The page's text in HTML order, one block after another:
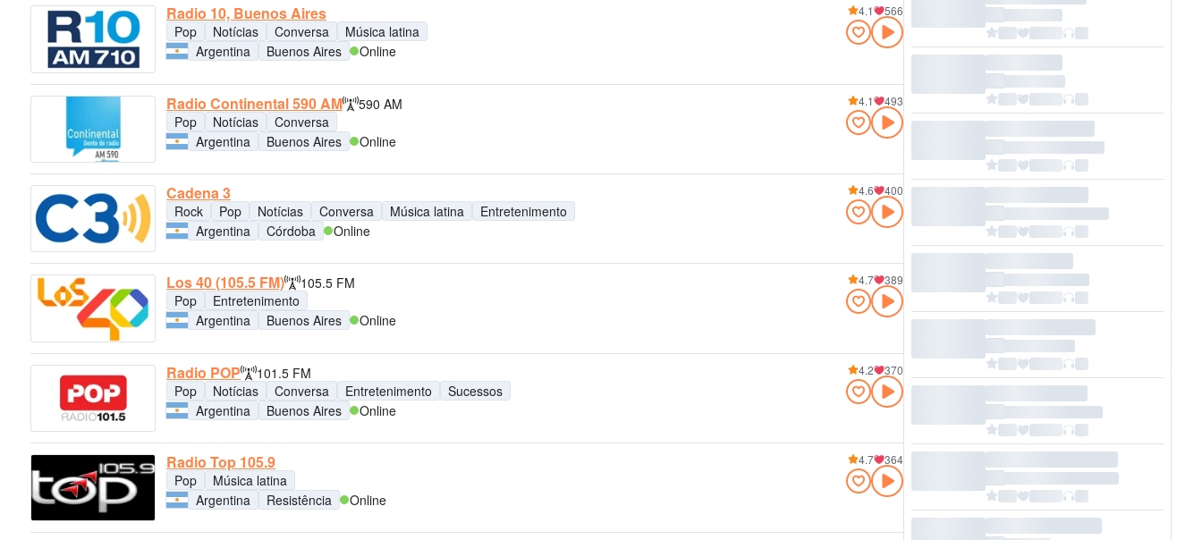
Radio 10, Buenos Aires
Pop Notícias Conversa
Música latina
Argentina
Buenos Aires Online
4.1 566
Radio Continental 590 AM
590 AM
Pop
Notícias
Conversa
Argentina
Buenos Aires Online
4.1 493
Cadena 3
Rock Pop Notícias Conversa Música latina
Entretenimento
Argentina
Córdoba Online
4.6 400
Los 40 (105.5 FM)
105.5 FM
Pop
Entretenimento
Argentina
Buenos Aires Online
4.7 389
Radio POP
101.5 FM
Pop
Notícias Conversa Entretenimento
Sucessos
Argentina
Buenos Aires Online
4.2 370
Radio Top 105.9
Pop
Música latina
Argentina
Resistência Online
4.7 364